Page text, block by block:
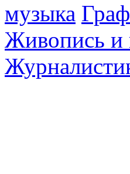
музыка
Живопись и